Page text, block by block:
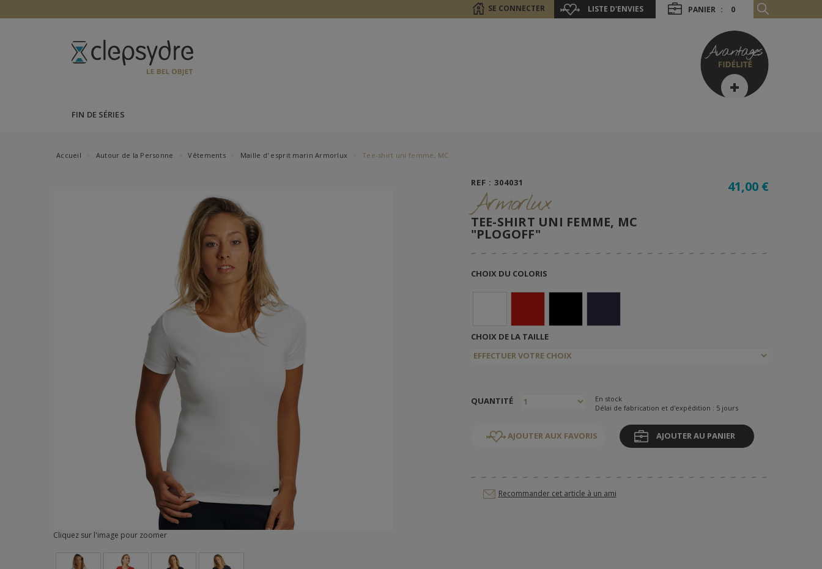
SE CONNECTER LISTE D'ENVIES PANIER : 0
FIN DE SÉRIES
Accueil Autour de la Personne Vêtements Maille d' esprit marin Armorlux Tee-shirt uni femme, MC
Cliquez sur l'image pour zoomer
REF : 304031
Armorlux
TEE-SHIRT UNI FEMME, MC
"PLOGOFF"
41,00 €
CHOIX DU COLORIS
CHOIX DE LA TAILLE
QUANTITÉ
En stock
Délai de fabrication et d'expédition : 5 jours
AJOUTER AUX FAVORIS AJOUTER AU PANIER
Recommander cet article à un ami